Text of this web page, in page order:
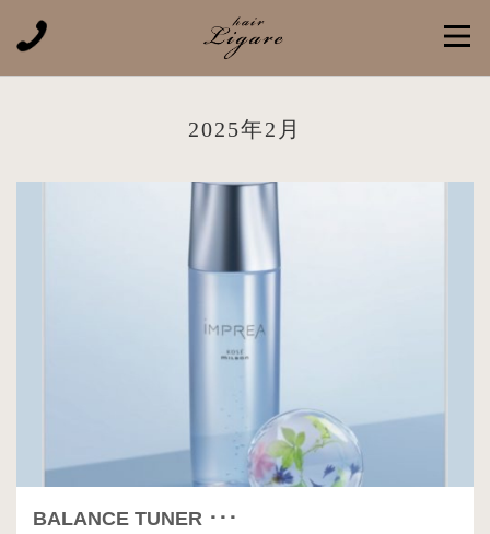
2025年2月
BALANCE TUNER ･･･